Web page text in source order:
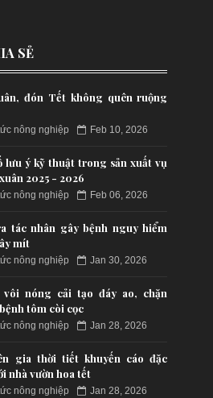
SẺ
đón Tết không quên ruộng
nông nghiệp Feb 10, 2026
lưu ý kỹ thuật trong sản xuất vụ
2025 - 2026
nông nghiệp Feb 06, 2026
tác nhân gây bệnh nguy hiểm
mít
nông nghiệp Jan 30, 2026
vôi nóng cải tạo đáy ao, chặn
tôm còi cọc
nông nghiệp Jan 28, 2026
gia thời tiết khuyến cáo đặc
nhà vườn hoa tết
nông nghiệp Jan 28, 2026